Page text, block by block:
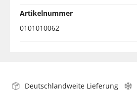
Artikelnummer
0101010062
Deutschlandweite Lieferung